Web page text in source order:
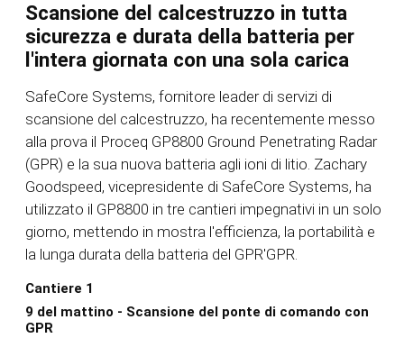
Scansione del calcestruzzo in tutta
sicurezza e durata della batteria per
l'intera giornata con una sola carica
SafeCore Systems, fornitore leader di servizi di
scansione del calcestruzzo, ha recentemente messo
alla prova il Proceq GP8800 Ground Penetrating Radar
(GPR) e la sua nuova batteria agli ioni di litio. Zachary
Goodspeed, vicepresidente di SafeCore Systems, ha
utilizzato il GP8800 in tre cantieri impegnativi in un solo
giorno, mettendo in mostra l'efficienza, la portabilità e
la lunga durata della batteria del GPR'GPR.
Cantiere 1
9 del mattino - Scansione del ponte di comando con
GPR